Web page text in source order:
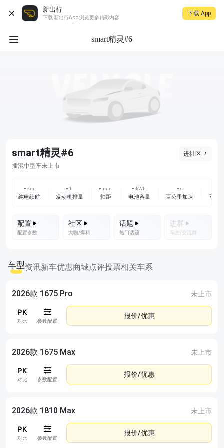
新出行
下载 新出行App 浏览更多精彩内容
下载 App
smart精灵#6
进社区
smart精灵#6
插混中型车未上市
- km
纯电续航
-T
发动机排量
- mm
轴距
- kWh
电池容量
- s
百公里加速 亏电
配置
配置参数
社区
大咖/爆料
话题
热门话题
进群
车主/交流群
车型资讯新车优惠商城点评投票相关车系
2026款 1675 Pro 未上市
对比 参数配置
报价/优惠
2026款 1675 Max 未上市
对比 参数配置
报价/优惠
2026款 1810 Max 未上市
对比 参数配置
报价/优惠